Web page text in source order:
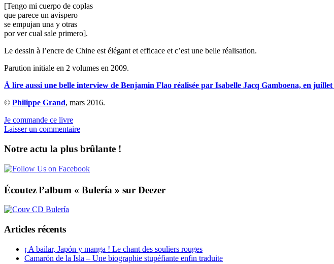
[Tengo mi cuerpo de coplas
que parece un avispero
se empujan una y otras
por ver cual sale primero].
Le dessin à l’encre de Chine est élégant et efficace et c’est une belle réalisation.
Parution initiale en 2 volumes en 2009.
À lire aussi une belle interview de Benjamin Flao réalisée par Isabelle Jacq Gamboena, en
© Philippe Grand, mars 2016.
Je commande ce livre
Laisser un commentaire
Notre actu la plus brûlante !
Écoutez l’album « Bulería » sur Deezer
Articles récents
¡ A bailar, Japón y manga ! Le chant des souliers rouges
Camarón de la Isla – Une biographie stupéfiante enfin traduite